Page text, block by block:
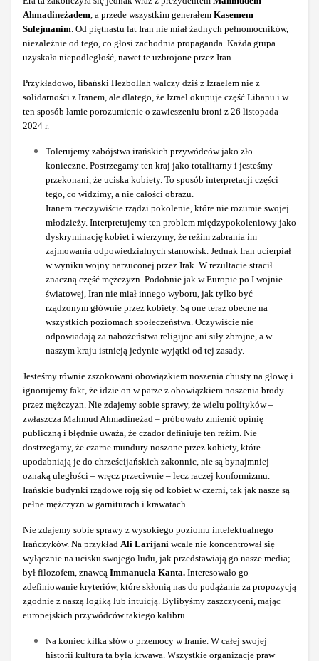
Ahmadineżadem , a przede wszystkim generałem Kasemem
Sulejmanim . Od piętnastu lat Iran nie miał żadnych pełnomocników,
niezależnie od tego, co głosi zachodnia propaganda. Każda grupa
uzyskała niepodległość, nawet te uzbrojone przez Iran.
Przykładowo, libański Hezbollah walczy dziś z Izraelem nie z
solidarności z Iranem, ale dlatego, że Izrael okupuje część Libanu i w
ten sposób łamie porozumienie o zawieszeniu broni z 26 listopada
2024 r.
Tolerujemy zabójstwa irańskich przywódców jako zło
konieczne. Postrzegamy ten kraj jako totalitarny i jesteśmy
przekonani, że uciska kobiety. To sposób interpretacji części
tego, co widzimy, a nie całości obrazu.
Iranem rzeczywiście rządzi pokolenie, które nie rozumie swojej
młodzieży. Interpretujemy ten problem międzypokoleniowy jako
dyskryminację kobiet i wierzymy, że reżim zabrania im
zajmowania odpowiedzialnych stanowisk. Jednak Iran ucierpiał
w wyniku wojny narzuconej przez Irak. W rezultacie stracił
znaczną część mężczyzn. Podobnie jak w Europie po I wojnie
światowej, Iran nie miał innego wyboru, jak tylko być
rządzonym głównie przez kobiety. Są one teraz obecne na
wszystkich poziomach społeczeństwa. Oczywiście nie
odpowiadają za nabożeństwa religijne ani siły zbrojne, a w
naszym kraju istnieją jedynie wyjątki od tej zasady.
Jesteśmy równie zszokowani obowiązkiem noszenia chusty na głowę i
ignorujemy fakt, że idzie on w parze z obowiązkiem noszenia brody
przez mężczyzn. Nie zdajemy sobie sprawy, że wielu polityków –
zwłaszcza Mahmud Ahmadineżad – próbowało zmienić opinię
publiczną i błędnie uważa, że czador definiuje ten reżim. Nie
dostrzegamy, że czarne mundury noszone przez kobiety, które
upodabniają je do chrześcijańskich zakonnic, nie są bynajmniej
oznaką uległości – wręcz przeciwnie – lecz raczej konformizmu.
Irańskie budynki rządowe roją się od kobiet w czerni, tak jak nasze są
pełne mężczyzn w garniturach i krawatach.
Nie zdajemy sobie sprawy z wysokiego poziomu intelektualnego
Irańczyków. Na przykład Ali Larijani wcale nie koncentrował się
wyłącznie na ucisku swojego ludu, jak przedstawiają go nasze media;
był filozofem, znawcą Immanuela Kanta. Interesowało go
zdefiniowanie kryteriów, które skłonią nas do podążania za propozycją
zgodnie z naszą logiką lub intuicją. Bylibyśmy zaszczyceni, mając
europejskich przywódców takiego kalibru.
Na koniec kilka słów o przemocy w Iranie. W całej swojej
historii kultura ta była krwawa. Wszystkie organizacje praw